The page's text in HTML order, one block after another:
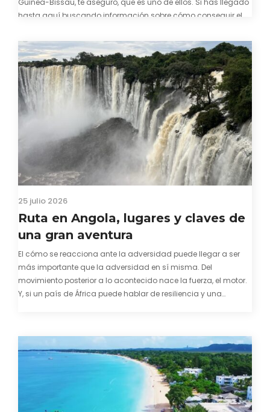
Guinea-Bissau, te aseguro, que es uno de ellos. Si has llegado
hasta aquí buscando información sobre cómo conseguir el
hayas encontrado con que…
25 julio 2026
Ruta en Angola, lugares y claves de
una gran aventura
El cómo se reacciona ante la adversidad puede llegar a ser
más importante que la adversidad en sí misma. Del
movimiento posterior a lo acontecido nace la fuerza, el motor.
Y, si un país de África puede hablar de resiliencia y una